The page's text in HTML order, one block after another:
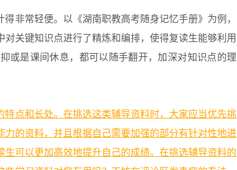
非常轻便。以《湖南职教高考随身记忆手册》为例，
关键知识点进行了精炼和编排，使得复读生能够利用
或是课间休息，都可以随手翻开，加深对知识点的理
点和长处。在挑选这类辅导资料时，大家应当优先挑
的资料，并且根据自己需要加强的部分有针对性地进
可以更加高效地提升自己的成绩。在挑选辅导资料的